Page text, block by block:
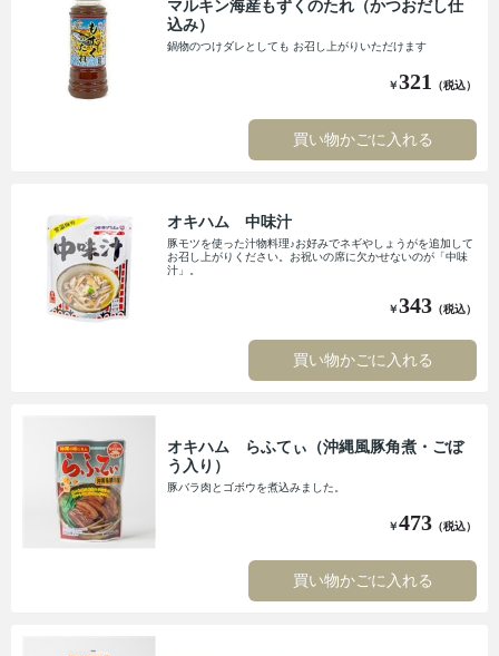
マルキン海産もずくのたれ（かつおだし仕
込み）
鍋物のつけダレとしても お召し上がりいただけます
￥321 （税込）
買い物かごに入れる
オキハム 中味汁
豚モツを使った汁物料理♪お好みでネギやしょうがを追加して
お召し上がりください。お祝いの席に欠かせないのが「中味
汁」。
￥343 （税込）
買い物かごに入れる
オキハム らふてぃ（沖縄風豚角煮・ごぼ
う入り）
豚バラ肉とゴボウを煮込みました。
￥473 （税込）
買い物かごに入れる